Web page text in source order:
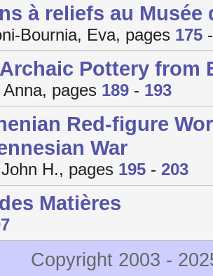
à reliefs au Musée
Bournia, Eva, pages 175
Pottery from
pages 189 - 193
Red-figure
War
H., pages 195 - 203
Matières
Copyright 2003 -